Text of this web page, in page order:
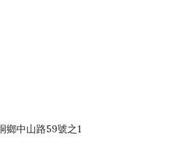
鄉中山路59號之1